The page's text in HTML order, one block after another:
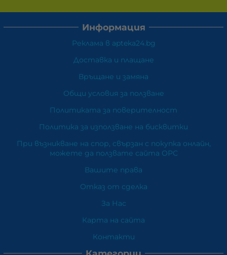
Информация
Реклама в apteka24.bg
Доставка и плащане
Връщане и замяна
Общи условия за ползване
Политиката за поверителност
Политика за използване на бисквитки
При възникване на спор, свързан с покупка онлайн,
можете да ползвате сайта ОРС
Вашите права
Отказ от сделка
За Нас
Карта на сайта
Контакти